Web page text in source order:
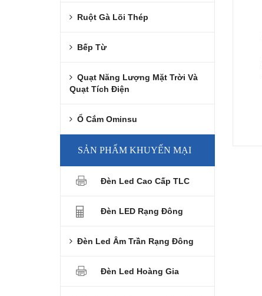
Ruột Gà Lõi Thép
Bếp Từ
Quạt Năng Lượng Mặt Trời Và
Quạt Tích Điện
Ổ Cắm Ominsu
SẢN PHẨM KHUYẾN MẠI
Đèn Led Cao Cấp TLC
Đèn LED Rạng Đông
Đèn Led Âm Trần Rạng Đông
Đèn Led Hoàng Gia